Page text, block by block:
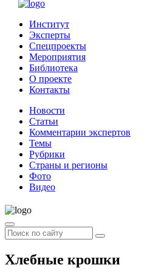
Институт
Эксперты
Спецпроекты
Мероприятия
Библиотека
О проекте
Контакты
Новости
Статьи
Комментарии экспертов
Темы
Рубрики
Страны и регионы
Фото
Видео
Хлебные крошки